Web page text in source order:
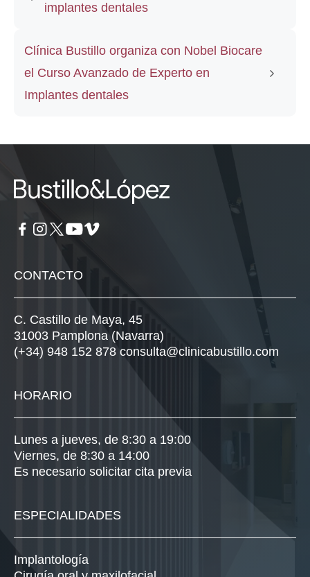
implantes dentales
Clínica Bustillo organiza con Nobel Biocare
el Curso Avanzado de Experto en
Implantes dentales
CONTACTO
C. Castillo de Maya, 45
31003 Pamplona (Navarra)
(+34) 948 152 878 consulta@clinicabustillo.com
HORARIO
Lunes a jueves, de 8:30 a 19:00
Viernes, de 8:30 a 14:00
Es necesario solicitar cita previa
ESPECIALIDADES
Implantología